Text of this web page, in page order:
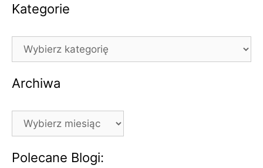
Kategorie
Kategorie
Archiwa
Archiwa
Polecane Blogi: